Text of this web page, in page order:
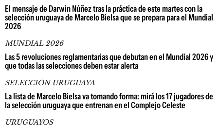
El mensaje de Darwin Núñez tras la práctica de este martes con la
selección uruguaya de Marcelo Bielsa que se prepara para el Mundial
2026
MUNDIAL 2026
Las 5 revoluciones reglamentarias que debutan en el Mundial 2026 y
que todas las selecciones deben estar alerta
SELECCIÓN URUGUAYA
La lista de Marcelo Bielsa va tomando forma: mirá los 17 jugadores de
la selección uruguaya que entrenan en el Complejo Celeste
URUGUAYOS